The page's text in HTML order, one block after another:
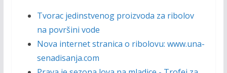
Tvorac jedinstvenog proizvoda za ribolov
na površini vode
Nova internet stranica o ribolovu: www.una-
senadisanja.com